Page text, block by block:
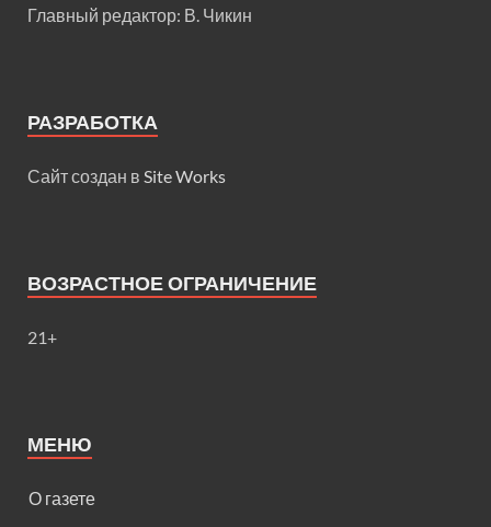
Главный редактор: В. Чикин
РАЗРАБОТКА
Сайт создан в Site Works
ВОЗРАСТНОЕ ОГРАНИЧЕНИЕ
21+
МЕНЮ
О газете